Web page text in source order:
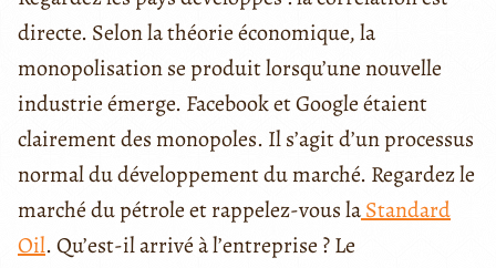
directe. Selon la théorie économique, la
monopolisation se produit lorsqu’une nouvelle
industrie émerge. Facebook et Google étaient
clairement des monopoles. Il s’agit d’un processus
normal du développement du marché. Regardez le
marché du pétrole et rappelez-vous laStandard
Oil. Qu’est-il arrivé à l’entreprise ? Le